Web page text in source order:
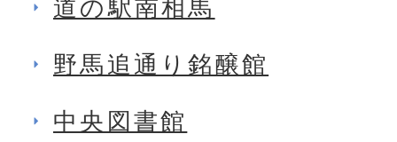
道の駅南相馬
野馬追通り銘醸館
中央図書館